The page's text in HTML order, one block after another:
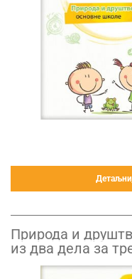
Природа и
из два дела за